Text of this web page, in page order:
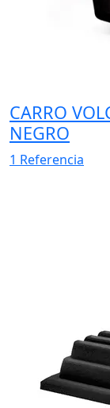
CARRO
NEGRO
1 Referencia